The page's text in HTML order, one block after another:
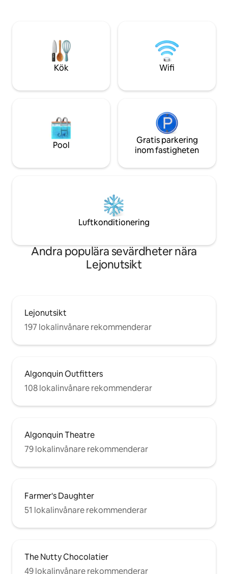
stranden. Utforska skogar och stigar i
Arrowhead eller Limberlost eller besök
charmiga Huntsville för restauranger,
bryggerier och lokala bekvämligheter
bastu, infraröd
bubbelpool. Eller
Muskoka har att
Kök Wifi
Pool
Gratis parkering
inom fastigheten
Luftkonditionering
Andra populära sevärdheter nära
Lejonutsikt
Lejonutsikt
197 lokalinvånare rekommenderar
Algonquin Outfitters
108 lokalinvånare rekommenderar
Algonquin Theatre
79 lokalinvånare rekommenderar
Farmer's Daughter
51 lokalinvånare rekommenderar
The Nutty Chocolatier
49 lokalinvånare rekommenderar